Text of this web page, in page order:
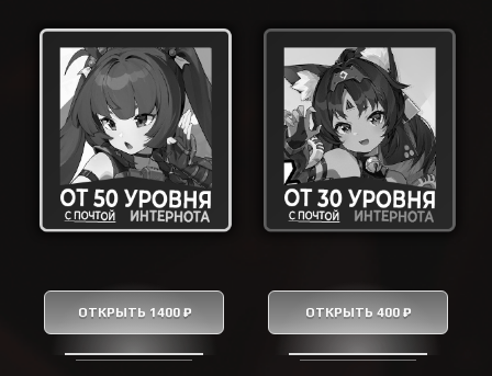
ОТКРЫТЬ 1400 ₽ ОТКРЫТЬ 400 ₽